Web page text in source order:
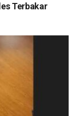
Terbakar